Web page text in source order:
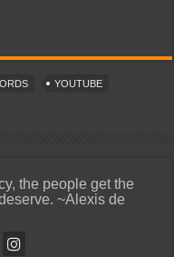
YOUTUBE
the people get the
~Alexis de